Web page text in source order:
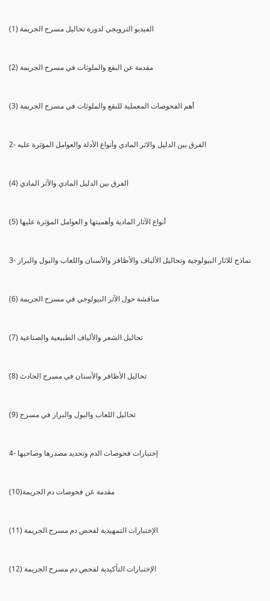
(1) الفيديو الترويجي لدورة تحاليل مسرح الجريمة
(2) مقدمة عن البقع والملوثات في مسرح الجريمة
(3) أهم الفحوصات المعملية للبقع والملوثات في مسرح الجريمة
2- الفرق بين الدليل والاثر المادي وأنواع الأدلة والعوامل المؤثرة عليه
(4) الفرق بين الدليل المادي والآثر المادي
(5) أنواع الآثار المادية وأهميتها و العوامل المؤثرة عليها
3- نماذج للاثار البيولوجية وتحاليل الألياف والأظافر والأسنان واللعاب والبول والبراز
(6) مناقشة حول الآثر البيولوجي في مسرح الجريمة
(7) تحاليل الشعر والألياف الطبيعية والصناعية
(8) تحاليل الأظافر والأسنان في مسرح الحادث
(9) تحاليل اللعاب والبول والبراز في مسرح
4- إختبارات فحوصات الدم وتحديد مصدرها وصاحبها
(10)مقدمة عن فحوصات دم الجريمة
(11) الإختبارات التمهيدية لفحص دم مسرح الجريمة
(12) الإختبارات التأكيدية لفحص دم مسرح الجريمة